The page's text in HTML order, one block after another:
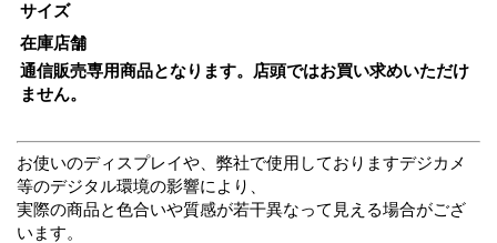
サイズ
在庫店舗
通信販売専用商品となります。店頭ではお買い求めいただけ
ません。
お使いのディスプレイや、弊社で使用しておりますデジカメ
等のデジタル環境の影響により、
実際の商品と色合いや質感が若干異なって見える場合がござ
います。